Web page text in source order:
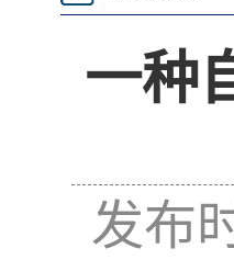
一种
发布